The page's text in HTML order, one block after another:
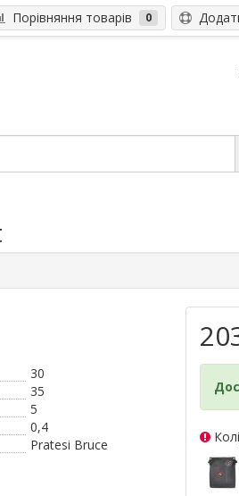
Порівняння товарів 0
30
35
5
0,4
Pratesi Bruce